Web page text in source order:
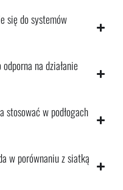
się do systemów
na działanie
stosować w podłogach
w porównaniu z siatką